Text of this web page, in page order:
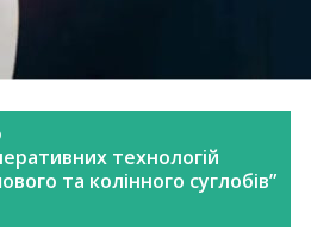
технологій
та колінного суглобів”